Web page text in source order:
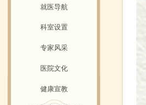
就医导航
科室设置
专家风采
医院文化
健康宣教